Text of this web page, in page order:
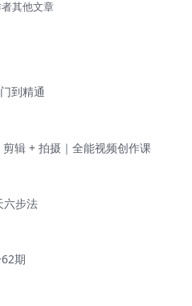
其他文章
到精通
辑 + 拍摄｜全能视频创作课
六步法
期